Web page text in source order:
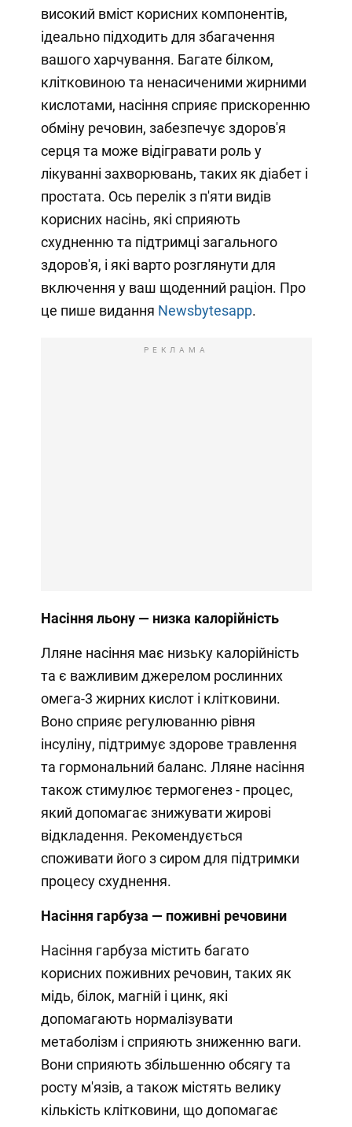
високий вміст корисних компонентів,
ідеально підходить для збагачення
вашого харчування. Багате білком,
клітковиною та ненасиченими жирними
кислотами, насіння сприяє прискоренню
обміну речовин, забезпечує здоров'я
серця та може відігравати роль у
лікуванні захворювань, таких як діабет і
простата. Ось перелік з п'яти видів
корисних насінь, які сприяють
схудненню та підтримці загального
здоров'я, і які варто розглянути для
включення у ваш щоденний раціон. Про
це пише видання Newsbytesapp.
РЕКЛАМА
Насіння льону — низка калорійність
Лляне насіння має низьку калорійність
та є важливим джерелом рослинних
омега-3 жирних кислот і клітковини.
Воно сприяє регулюванню рівня
інсуліну, підтримує здорове травлення
та гормональний баланс. Лляне насіння
також стимулює термогенез - процес,
який допомагає знижувати жирові
відкладення. Рекомендується
споживати його з сиром для підтримки
процесу схуднення.
Насіння гарбуза — поживні речовини
Насіння гарбуза містить багато
корисних поживних речовин, таких як
мідь, білок, магній і цинк, які
допомагають нормалізувати
метаболізм і сприяють зниженню ваги.
Вони сприяють збільшенню обсягу та
росту м'язів, а також містять велику
кількість клітковини, що допомагає